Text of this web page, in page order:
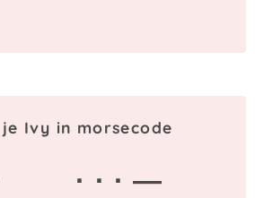
Ivy in morsecode
· · · —